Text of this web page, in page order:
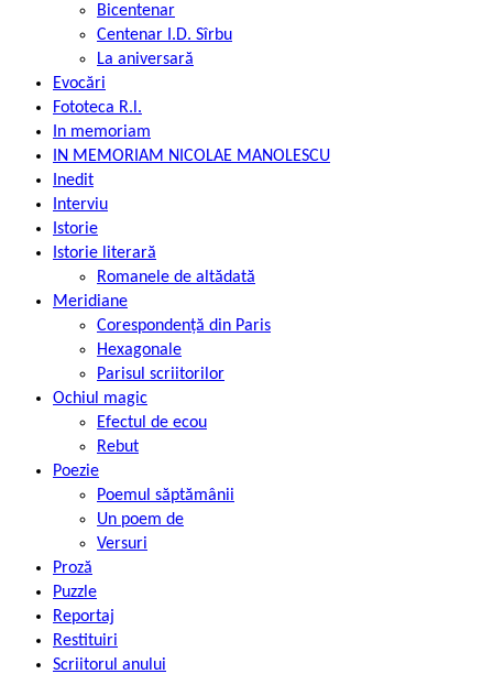
Bicentenar
Centenar I.D. Sîrbu
La aniversară
Evocări
Fototeca R.l.
In memoriam
IN MEMORIAM NICOLAE MANOLESCU
Inedit
Interviu
Istorie
Istorie literară
Romanele de altădată
Meridiane
Corespondență din Paris
Hexagonale
Parisul scriitorilor
Ochiul magic
Efectul de ecou
Rebut
Poezie
Poemul săptămânii
Un poem de
Versuri
Proză
Puzzle
Reportaj
Restituiri
Scriitorul anului